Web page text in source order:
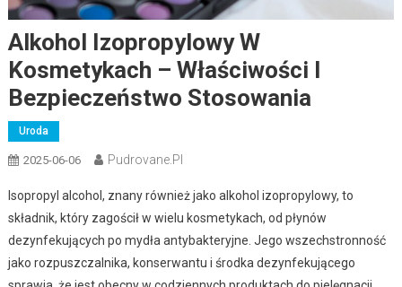
Alkohol Izopropylowy W
Kosmetykach – Właściwości I
Bezpieczeństwo Stosowania
Uroda
2025-06-06 Pudrovane.pl
Isopropyl alcohol, znany również jako alkohol izopropylowy, to
składnik, który zagościł w wielu kosmetykach, od płynów
dezynfekujących po mydła antybakteryjne. Jego wszechstronność
jako rozpuszczalnika, konserwantu i środka dezynfekującego